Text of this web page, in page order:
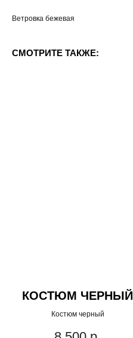
Ветровка бежевая
СМОТРИТЕ ТАКЖЕ:
КОСТЮМ ЧЕРНЫЙ
Костюм черный